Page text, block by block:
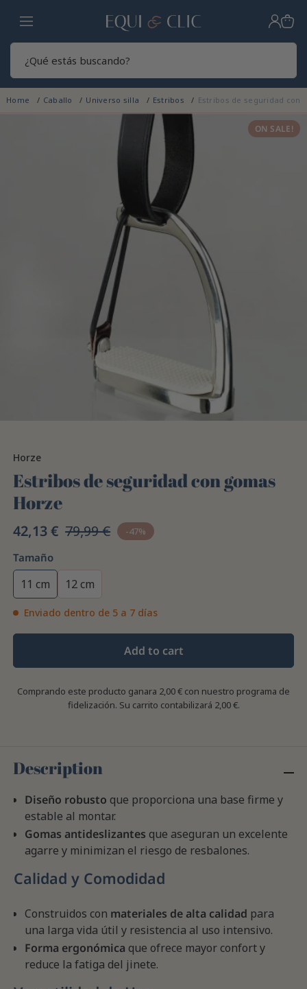
Hogar
Home Caballo Universo silla Estribos Estribos de seguridad con
ON SALE!
Horze
Estribos de seguridad con gomas
Horze
42,13 € 79,99 € -47%
Tamaño
11 cm 12 cm
Enviado dentro de 5 a 7 días
Add to cart
Comprando este producto ganara 2,00 € con nuestro programa de
fidelización. Su carrito contabilizará 2,00 €.
Description
Diseño robusto que proporciona una base firme y
estable al montar.
Gomas antideslizantes que aseguran un excelente
agarre y minimizan el riesgo de resbalones.
Calidad y Comodidad
Construidos con materiales de alta calidad para
una larga vida útil y resistencia al uso intensivo.
Forma ergonómica que ofrece mayor confort y
reduce la fatiga del jinete.